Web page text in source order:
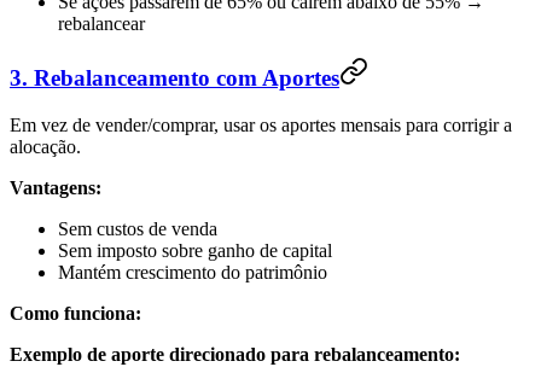
rebalancear
3. Rebalanceamento com Aportes
Em vez de vender/comprar, usar os aportes mensais para corrigir a
alocação.
Vantagens:
Sem custos de venda
Sem imposto sobre ganho de capital
Mantém crescimento do patrimônio
Como funciona:
Exemplo de aporte direcionado para rebalanceamento: